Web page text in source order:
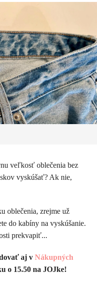
veľkosť oblečenia bez
vyskúšať? Ak nie,
oblečenia, zrejme už
do kabíny na vyskúšanie.
prekvapiť...
aj v Nákupných
o 15.50 na JOJke!